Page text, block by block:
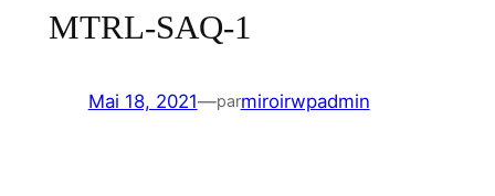
MTRL-SAQ-1
Mai 18, 2021—parmiroirwpadmin